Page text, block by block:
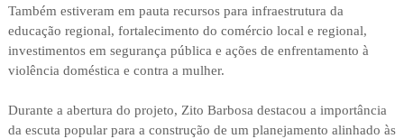
Também estiveram em pauta recursos para infraestrutura da
educação regional, fortalecimento do comércio local e regional,
investimentos em segurança pública e ações de enfrentamento à
violência doméstica e contra a mulher.
Durante a abertura do projeto, Zito Barbosa destacou a importância
da escuta popular para a construção de um planejamento alinhado às